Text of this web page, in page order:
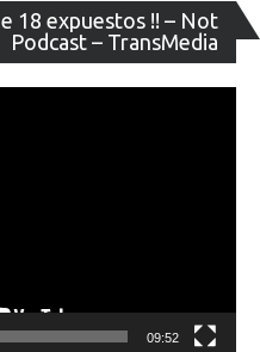
18 expuestos !! – Not
Podcast – TransMedia
de
09:52